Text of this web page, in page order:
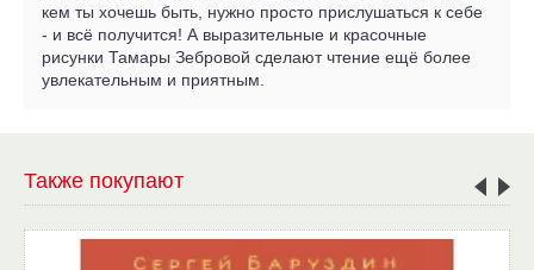
кем ты хочешь быть, нужно просто прислушаться к себе
- и всё получится! А выразительные и красочные
рисунки Тамары Зебровой сделают чтение ещё более
увлекательным и приятным.
Также покупают